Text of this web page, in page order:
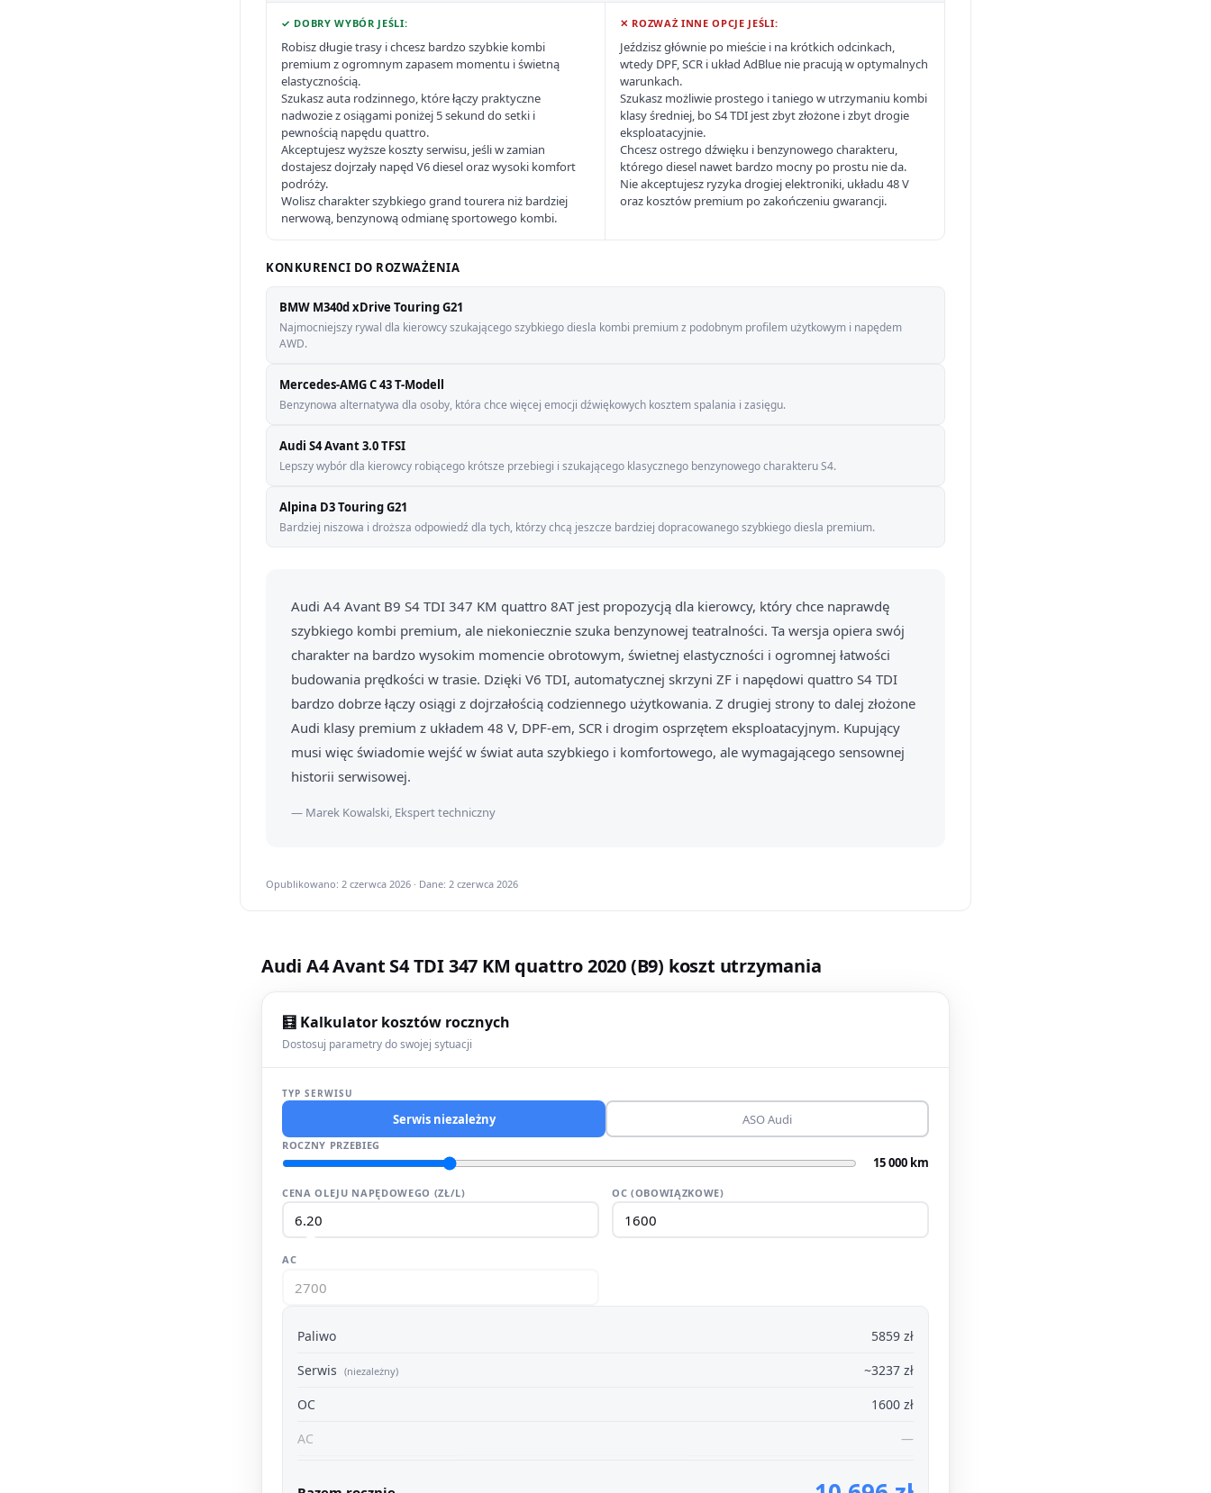
✓ DOBRY WYBÓR JEŚLI:
Robisz długie trasy i chcesz bardzo szybkie kombi
premium z ogromnym zapasem momentu i świetną
elastycznością.
Szukasz auta rodzinnego, które łączy praktyczne
nadwozie z osiągami poniżej 5 sekund do setki i
pewnością napędu quattro.
Akceptujesz wyższe koszty serwisu, jeśli w zamian
dostajesz dojrzały napęd V6 diesel oraz wysoki komfort
podróży.
Wolisz charakter szybkiego grand tourera niż bardziej
nerwową, benzynową odmianę sportowego kombi.
✕ ROZWAŻ INNE OPCJE JEŚLI:
Jeździsz głównie po mieście i na krótkich odcinkach,
wtedy DPF, SCR i układ AdBlue nie pracują w optymalnych
warunkach.
Szukasz możliwie prostego i taniego w utrzymaniu kombi
klasy średniej, bo S4 TDI jest zbyt złożone i zbyt drogie
eksploatacyjnie.
Chcesz ostrego dźwięku i benzynowego charakteru,
którego diesel nawet bardzo mocny po prostu nie da.
Nie akceptujesz ryzyka drogiej elektroniki, układu 48 V
oraz kosztów premium po zakończeniu gwarancji.
KONKURENCI DO ROZWAŻENIA
BMW M340d xDrive Touring G21
Najmocniejszy rywal dla kierowcy szukającego szybkiego diesla kombi premium z podobnym profilem użytkowym i napędem
AWD.
Mercedes-AMG C 43 T-Modell
Benzynowa alternatywa dla osoby, która chce więcej emocji dźwiękowych kosztem spalania i zasięgu.
Audi S4 Avant 3.0 TFSI
Lepszy wybór dla kierowcy robiącego krótsze przebiegi i szukającego klasycznego benzynowego charakteru S4.
Alpina D3 Touring G21
Bardziej niszowa i droższa odpowiedź dla tych, którzy chcą jeszcze bardziej dopracowanego szybkiego diesla premium.
Audi A4 Avant B9 S4 TDI 347 KM quattro 8AT jest propozycją dla kierowcy, który chce naprawdę
szybkiego kombi premium, ale niekoniecznie szuka benzynowej teatralności. Ta wersja opiera swój
charakter na bardzo wysokim momencie obrotowym, świetnej elastyczności i ogromnej łatwości
budowania prędkości w trasie. Dzięki V6 TDI, automatycznej skrzyni ZF i napędowi quattro S4 TDI
bardzo dobrze łączy osiągi z dojrzałością codziennego użytkowania. Z drugiej strony to dalej złożone
Audi klasy premium z układem 48 V, DPF-em, SCR i drogim osprzętem eksploatacyjnym. Kupujący
musi więc świadomie wejść w świat auta szybkiego i komfortowego, ale wymagającego sensownej
historii serwisowej.
— Marek Kowalski, Ekspert techniczny
Opublikowano: 2 czerwca 2026 · Dane: 2 czerwca 2026
Audi A4 Avant S4 TDI 347 KM quattro 2020 (B9) koszt utrzymania
🧮 Kalkulator kosztów rocznych
Dostosuj parametry do swojej sytuacji
TYP SERWISU
Serwis niezależny ASO Audi
ROCZNY PRZEBIEG
15 000 km
CENA OLEJU NAPĘDOWEGO (ZŁ/L) OC (OBOWIĄZKOWE)
AC
Paliwo
5859 zł
Serwis (niezależny)
~3237 zł
OC
1600 zł
AC
—